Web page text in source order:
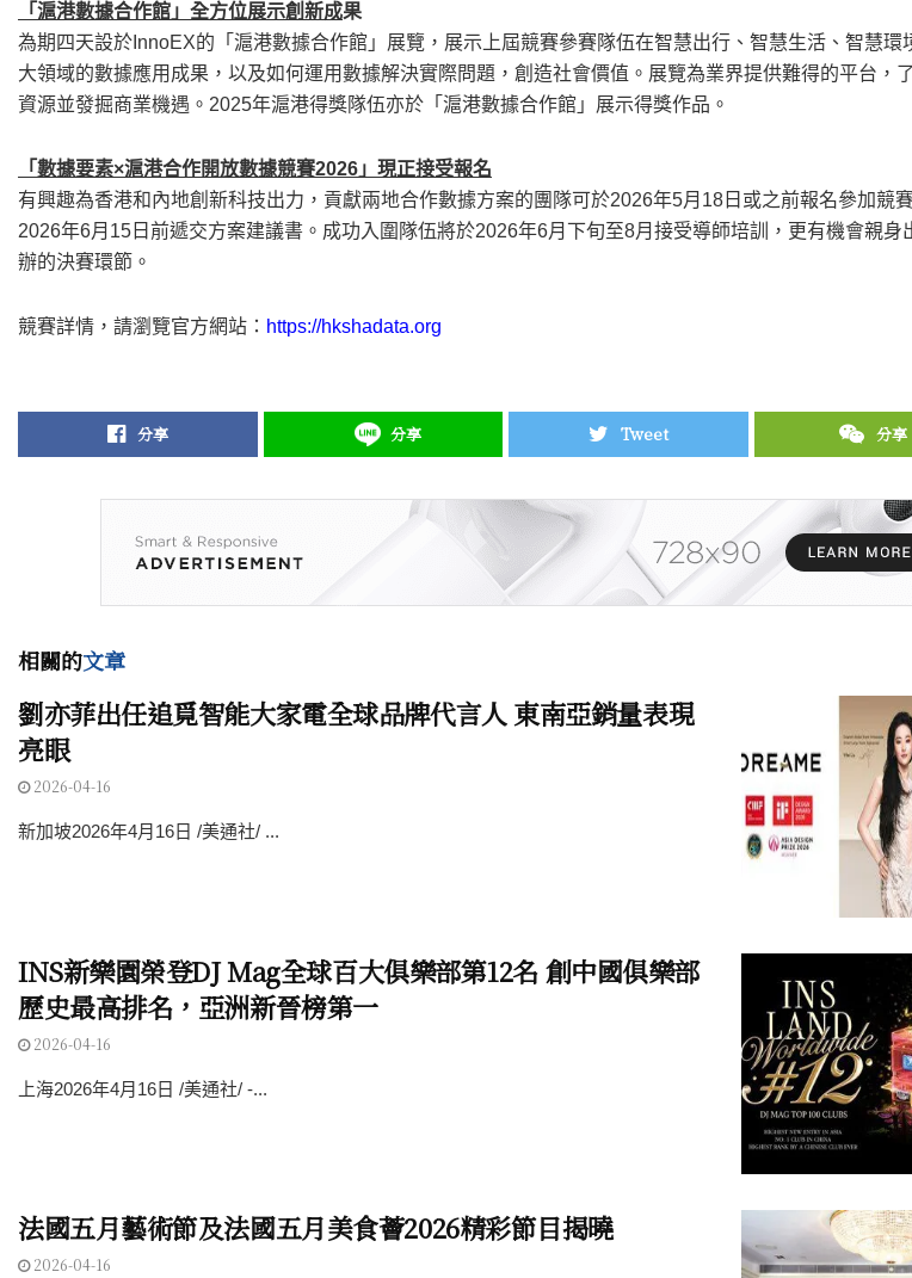
「滬港數據合作館」全方位展示創新成果
為期四天設於InnoEX的「滬港數據合作館」展覽，展示上屆競賽參賽隊伍在智慧出行、智慧生活、智慧環
大領域的數據應用成果，以及如何運用數據解決實際問題，創造社會價值。展覽為業界提供難得的平台，
資源並發掘商業機遇。2025年滬港得獎隊伍亦於「滬港數據合作館」展示得獎作品。
「數據要素×滬港合作開放數據競賽2026」現正接受報名
有興趣為香港和內地創新科技出力，貢獻兩地合作數據方案的團隊可於2026年5月18日或之前報名參加競
2026年6月15日前遞交方案建議書。成功入圍隊伍將於2026年6月下旬至8月接受導師培訓，更有機會親身
辦的決賽環節。
競賽詳情，請瀏覽官方網站： https://hkshadata.org
分享 分享 Tweet 分享
相關的文章
劉亦菲出任追覓智能大家電全球品牌代言人 東南亞銷量表現
亮眼
2026-04-16
新加坡2026年4月16日 /美通社/ ...
INS新樂園榮登DJ Mag全球百大俱樂部第12名 創中國俱樂部
歷史最高排名，亞洲新晉榜第一
2026-04-16
上海2026年4月16日 /美通社/ -...
法國五月藝術節及法國五月美食薈2026精彩節目揭曉
2026-04-16